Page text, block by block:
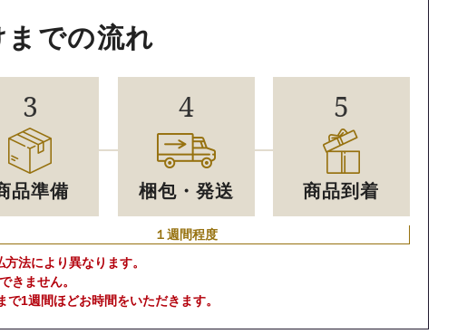
での流れ
3
品準備
4
梱包・発送
5
商品到着
１週間程度
法により異なります。
きません。
1週間ほどお時間をいただきます。